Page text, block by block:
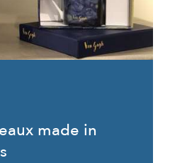
made in